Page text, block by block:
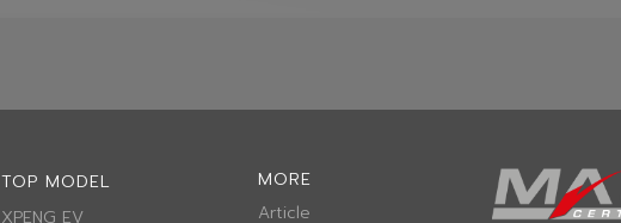
TOP MODEL
XPENG EV
MORE
Article